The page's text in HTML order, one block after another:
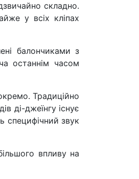
складно.
у всіх кліпах
балончиками з
останнім часом
Традиційно
ді-джеїнгу існує
специфічний звук
впливу на